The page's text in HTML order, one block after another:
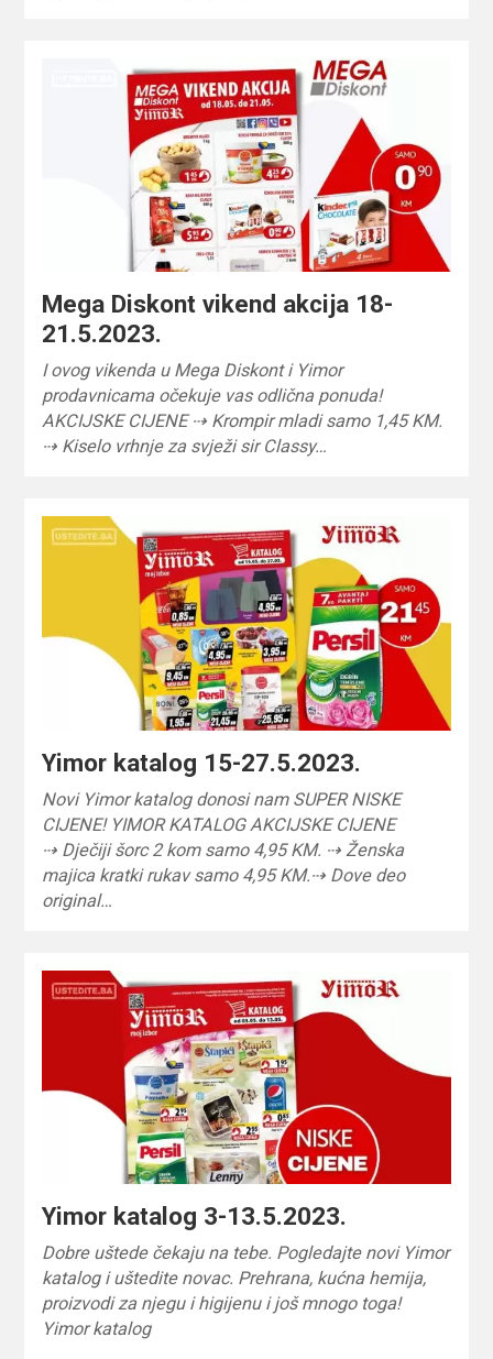
Mega Diskont vikend akcija 18-
21.5.2023.
I ovog vikenda u Mega Diskont i Yimor
prodavnicama očekuje vas odlična ponuda!
AKCIJSKE CIJENE ⇢ Krompir mladi samo 1,45 KM.
⇢ Kiselo vrhnje za svježi sir Classy…
Yimor katalog 15-27.5.2023.
Novi Yimor katalog donosi nam SUPER NISKE
CIJENE! YIMOR KATALOG AKCIJSKE CIJENE
⇢ Dječiji šorc 2 kom samo 4,95 KM. ⇢ Ženska
majica kratki rukav samo 4,95 KM.⇢ Dove deo
original…
Yimor katalog 3-13.5.2023.
Dobre uštede čekaju na tebe. Pogledajte novi Yimor
katalog i uštedite novac. Prehrana, kućna hemija,
proizvodi za njegu i higijenu i još mnogo toga!
Yimor katalog